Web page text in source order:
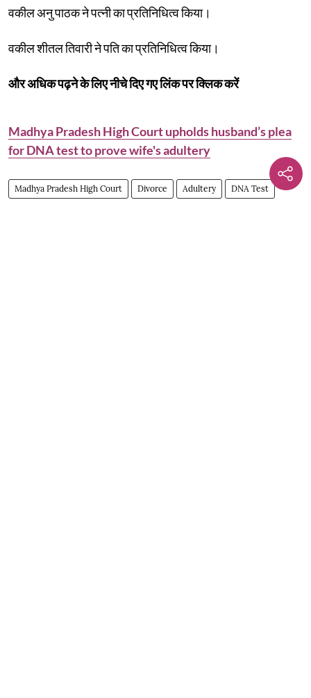
वकील अनु पाठक ने पत्नी का प्रतिनिधित्व किया।
वकील शीतल तिवारी ने पति का प्रतिनिधित्व किया।
और अधिक पढ़ने के लिए नीचे दिए गए लिंक पर क्लिक करें
Madhya Pradesh High Court upholds husband’s plea
for DNA test to prove wife's adultery
Madhya Pradesh High Court Divorce Adultery DNA Test